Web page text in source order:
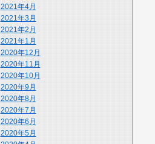
2021年4月
2021年3月
2021年2月
2021年1月
2020年12月
2020年11月
2020年10月
2020年9月
2020年8月
2020年7月
2020年6月
2020年5月